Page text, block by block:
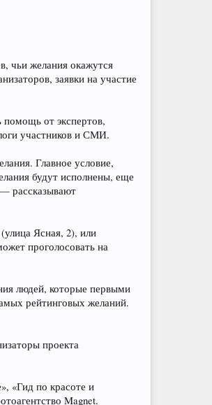
чьи желания окажутся
заявки на участие
помощь от экспертов,
участников и СМИ.
Главное условие,
будут исполнены, еще
рассказывают
Ясная, 2), или
проголосовать на
людей, которые первыми
рейтинговых желаний.
проекта
«Гид по красоте и
Magnet.